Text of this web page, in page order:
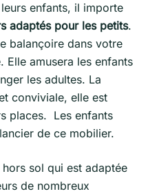
enfants, il importe
adaptés pour les petits.
balançoire dans votre
Elle amusera les enfants
les adultes. La
conviviale, elle est
places. Les enfants
de ce mobilier.
hors sol qui est adaptée
de nombreux